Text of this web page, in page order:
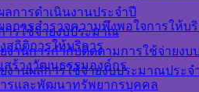
ลการสำรวจความพึงพอใจการให้บ
สถิติการให้บริการ
สร้างวัฒนธรรมองค์กร
รและพัฒนาทรัพยากรบุคคล
ลการดำเนินงานประจำปี
ารใช้จ่ายงบประมาณ
งานการกำกับติดตามการใช้จ่ายง
งานผลการใช้จ่ายงบประมาณประจ